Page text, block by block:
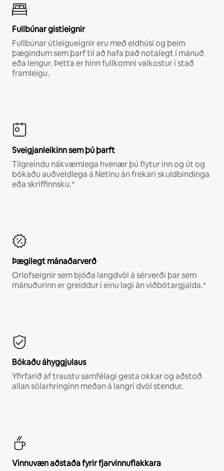
Fullbúnar gistieignir
Fullbúnar útleigueignir eru með eldhúsi og þeim
þægindum sem þarf til að hafa það notalegt í mánuð
eða lengur. Þetta er hinn fullkomni valkostur í stað
framleigu.
Sveigjanleikinn sem þú þarft
Tilgreindu nákvæmlega hvenær þú flytur inn og út og
bókaðu auðveldlega á Netinu án frekari skuldbindinga
eða skriffinnsku.*
Þægilegt mánaðarverð
Orlofseignir sem bjóða langdvöl á sérverði þar sem
mánuðurinn er greiddur í einu lagi án viðbótargjalda.*
Bókaðu áhyggjulaus
Yfirfarið af traustu samfélagi gesta okkar og aðstoð
allan sólarhringinn meðan á langri dvöl stendur.
Vinnuvæn aðstaða fyrir fjarvinnuflakkara